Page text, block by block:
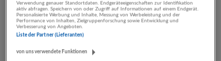
Verwendung genauer Standortdaten. Endgeräteeigenschaften zur Identifikation
aktiv abfragen. Speichern von oder Zugriff auf Informationen auf einem Endgerät.
Personalisierte Werbung und Inhalte, Messung von Werbeleistung und der
Performance von Inhalten, Zielgruppenforschung sowie Entwicklung und
Verbesserung von Angeboten.
Liste der Partner (Lieferanten)
von uns verwendete Funktionen